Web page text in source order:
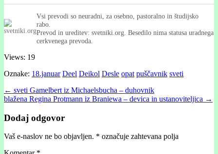
Vsi prevodi so neuradni, za osebno, pastoralno in študijsko
rabo.
Prevod in ureditev: svetniki.org. Besedilo nima statusa uradnega
cerkvenega prevoda.
Views: 19
Oznake: 18.januar Deel Deikol Desle opat puščavnik sveti
Post
navigation
← sveti Gamelbert iz Michaelsbucha – duhovnik
blažena Regina Protmann iz Braniewa – devica in ustanoviteljica →
Dodaj odgovor
Vaš e-naslov ne bo objavljen. * označuje zahtevana polja